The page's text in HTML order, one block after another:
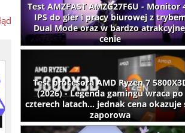
Test AMZFAST AMZG27F6U - Monitor
IPS do gier i pracy biurowej z
Dual Mode oraz w bardzo
cenie
Test procesora AMD Ryzen 7
(2026) - Legenda gamingu wraca po
czterech latach... jednak cena okazuje
zaporowa